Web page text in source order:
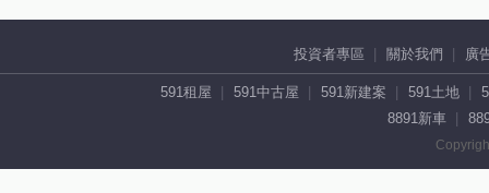
投資者專區 關於我們 廣
591租屋 591中古屋 591新建案 591土地
8891新車